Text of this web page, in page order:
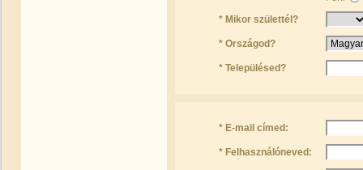
* Mikor születtél?
* Országod?
* Településed?
* E-mail címed:
* Felhasználóneved: